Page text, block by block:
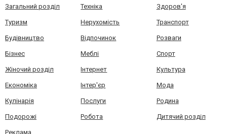
Загальний розділ Техніка Здоров'я
Туризм Нерухомість Транспорт
Будівництво Відпочинок Розваги
Бізнес Меблі Спорт
Жіночий розділ Інтернет Культура
Економіка Інтер'єр Мода
Кулінарія Послуги Родина
Подорожі Робота Дитячий розділ
Реклама